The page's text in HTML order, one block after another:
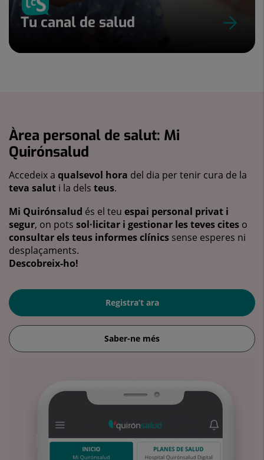
Tu canal de salud
Àrea personal de salut: Mi
Quirónsalud
Accedeix a qualsevol hora del dia per tenir cura de la
teva salut i la dels teus.
Mi Quirónsalud és el teu espai personal privat i
segur, on pots sol·licitar i gestionar les teves cites o
consultar els teus informes clínics sense esperes ni
desplaçaments.
Descobreix-ho!
Registra’t ara
Saber-ne més